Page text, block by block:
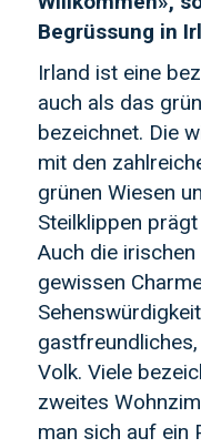
Begrüssung in
Irland ist eine
auch als das
bezeichnet. Die
mit den
grünen Wiesen
Steilklippen
Auch die
gewissen
Volk. Viele
zweites
man sich auf ein